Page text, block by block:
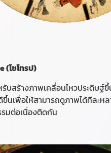
(โซโทรป)
บสร้างภาพเคลื่อนไหวประดิษฐ์ขึ้
ขึ้นเพื่อให้สามารถดูภาพได้ทีละ
มต่อเนื่องติดกัน